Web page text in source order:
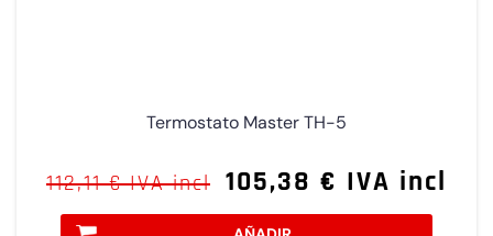
Termostato Master TH-5
112,11 € IVA incl 105,38 € IVA incl